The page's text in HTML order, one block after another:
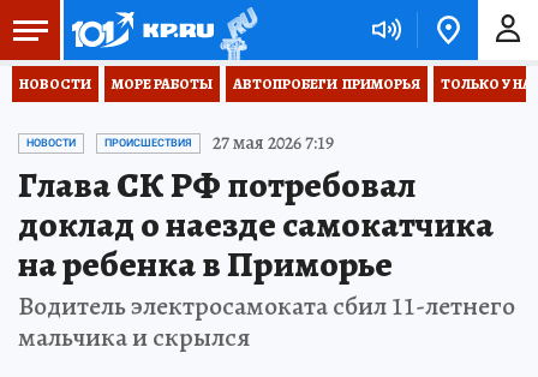
НОВОСТИ МОРЕ РАБОТЫ АВТОПРОБЕГИ  ПРИМОРЬЯ ТОЛЬКО У
НОВОСТИ ПРОИСШЕСТВИЯ 27 мая 2026 7:19
Глава СК РФ потребовал
доклад о наезде самокатчика
на ребенка в Приморье
Водитель электросамоката сбил 11-летнего
мальчика и скрылся